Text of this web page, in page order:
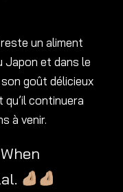
un aliment
Japon et dans le
goût délicieux
continuera
à venir.
When